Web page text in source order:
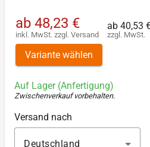
ab 48,23 €
inkl. MwSt. zzgl. Versand
ab 40,53
zzgl. MwSt.
Variante wählen
Auf Lager (Anfertigung)
Zwischenverkauf vorbehalten.
Versand nach
Deutschland